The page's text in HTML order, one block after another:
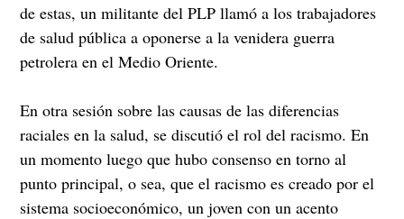
de estas, un militante del PLP llamó a los trabajadores
de salud pública a oponerse a la venidera guerra
petrolera en el Medio Oriente.
En otra sesión sobre las causas de las diferencias
raciales en la salud, se discutió el rol del racismo. En
un momento luego que hubo consenso en torno al
punto principal, o sea, que el racismo es creado por el
sistema socioeconómico, un joven con un acento